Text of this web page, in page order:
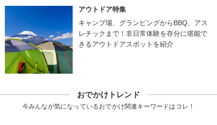
アウトドア特集
キャンプ場、グランピングからBBQ、アス
レチックまで！非日常体験を存分に堪能で
きるアウトドアスポットを紹介
おでかけトレンド
今みんなが気になっているおでかけ関連キーワードはコレ！